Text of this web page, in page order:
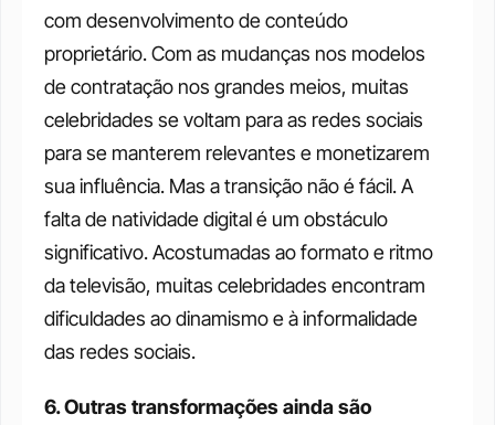
com desenvolvimento de conteúdo
proprietário. Com as mudanças nos modelos
de contratação nos grandes meios, muitas
celebridades se voltam para as redes sociais
para se manterem relevantes e monetizarem
sua influência. Mas a transição não é fácil. A
falta de natividade digital é um obstáculo
significativo. Acostumadas ao formato e ritmo
da televisão, muitas celebridades encontram
dificuldades ao dinamismo e à informalidade
das redes sociais.
6. Outras transformações ainda são